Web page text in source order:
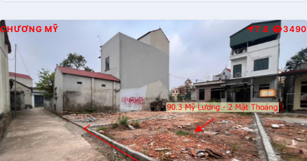
CHƯƠNG MỸ T.B 3490